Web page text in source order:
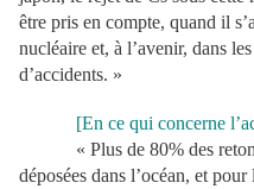
être pris en compte, quand il
nucléaire et, à l’avenir, dans
d’accidents. »
[En ce qui concerne
« Plus de 80% des
déposées dans l’océan, et